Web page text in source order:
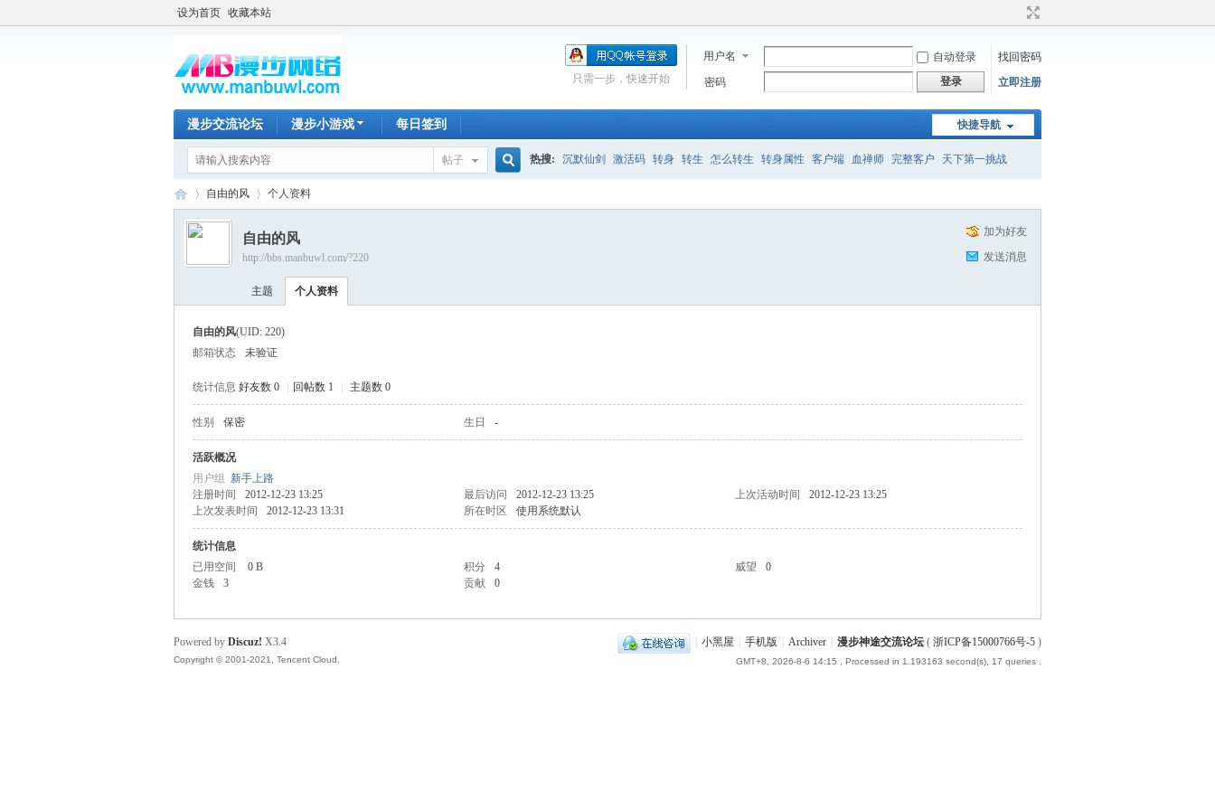
设为首页 收藏本站
用户名 自动登录
找回密码
密码
登录 立即注册
只需一步，快速开始
快捷导航
漫步交流论坛 漫步小游戏 每日签到
帖子 热搜: 沉默仙剑 激活码 转身 转生 怎么转生 转身属性 客户端 血禅师 完整客户 天下第一挑战
›
自由的风 个人资料
加为好友
发送消息
自由的风
http://bbs.manbuwl.com/?220
主题 个人资料
自由的风(UID: 220)
邮箱状态
未验证
统计信息 好友数 0 回帖数 1 主题数 0
性别 保密 生日 -
活跃概况
用户组 新手上路
注册时间
2012-12-23 13:25 最后访问 2012-12-23 13:25 上次活动时间
2012-12-23 13:25
上次发表时间
2012-12-23 13:31 所在时区 使用系统默认
统计信息
已用空间
0 B 积分 4 威望
0
金钱
3 贡献 0
小黑屋 手机版 Archiver 漫步神途交流论坛 ( 浙ICP备15000766号-5 )
GMT+8, 2026-8-6 14:15 , Processed in 1.193163 second(s), 17 queries .
Powered by Discuz! X3.4
Copyright © 2001-2021, Tencent Cloud.